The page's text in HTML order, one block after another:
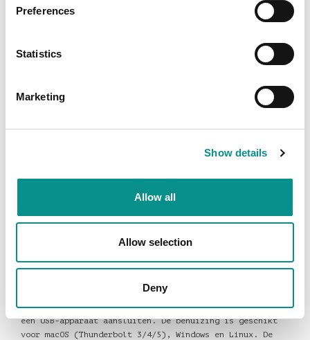
Preferences
Statistics
Marketing
Show details
Allow all
Allow selection
Deny
De OWC Express 4M2 Ultra is een Thunderbolt 5 NVMe-
(afhankelijk van SSD-generatie). De behuizing
RAID 0/1/4/5/10 en JBOD via SoftRAID of andere
Je kunt tot vijf Thunderbolt-apparaten daisy-chainen en
één USB-apparaat aansluiten. De behuizing is geschikt
voor macOS (Thunderbolt 3/4/5), Windows en Linux. De